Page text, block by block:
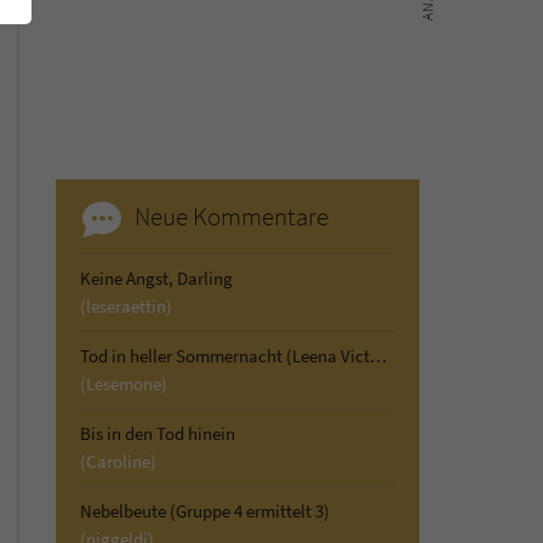
Neue Kommentare
Keine Angst, Darling
(leseraettin)
Tod in heller Sommernacht (Leena Victor ermittelt 2)
(Lesemone)
Bis in den Tod hinein
(Caroline)
Nebelbeute (Gruppe 4 ermittelt 3)